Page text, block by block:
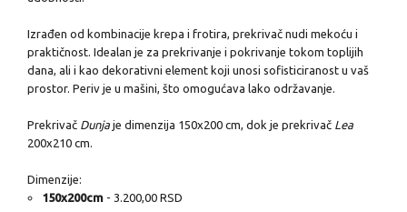
Izrađen od kombinacije krepa i frotira, prekrivač nudi mekoću i
praktičnost. Idealan je za prekrivanje i pokrivanje tokom toplijih
dana, ali i kao dekorativni element koji unosi sofisticiranost u vaš
prostor. Periv je u mašini, što omogućava lako održavanje.
Prekrivač Dunja je dimenzija 150x200 cm, dok je prekrivač Lea
200x210 cm.
Dimenzije:
150x200cm- 3.200,00 RSD